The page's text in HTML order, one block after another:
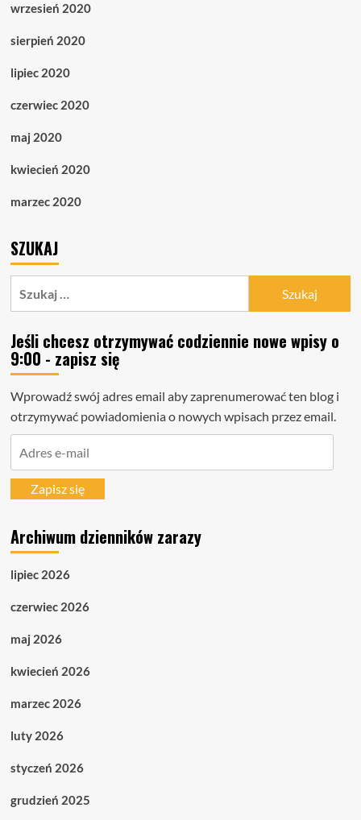
wrzesień 2020
sierpień 2020
lipiec 2020
czerwiec 2020
maj 2020
kwiecień 2020
marzec 2020
SZUKAJ
Jeśli chcesz otrzymywać codziennie nowe wpisy o
9:00 - zapisz się
Wprowadź swój adres email aby zaprenumerować ten blog i
otrzymywać powiadomienia o nowych wpisach przez email.
mailZapisz się
Archiwum dzienników zarazy
lipiec 2026
czerwiec 2026
maj 2026
kwiecień 2026
marzec 2026
luty 2026
styczeń 2026
grudzień 2025